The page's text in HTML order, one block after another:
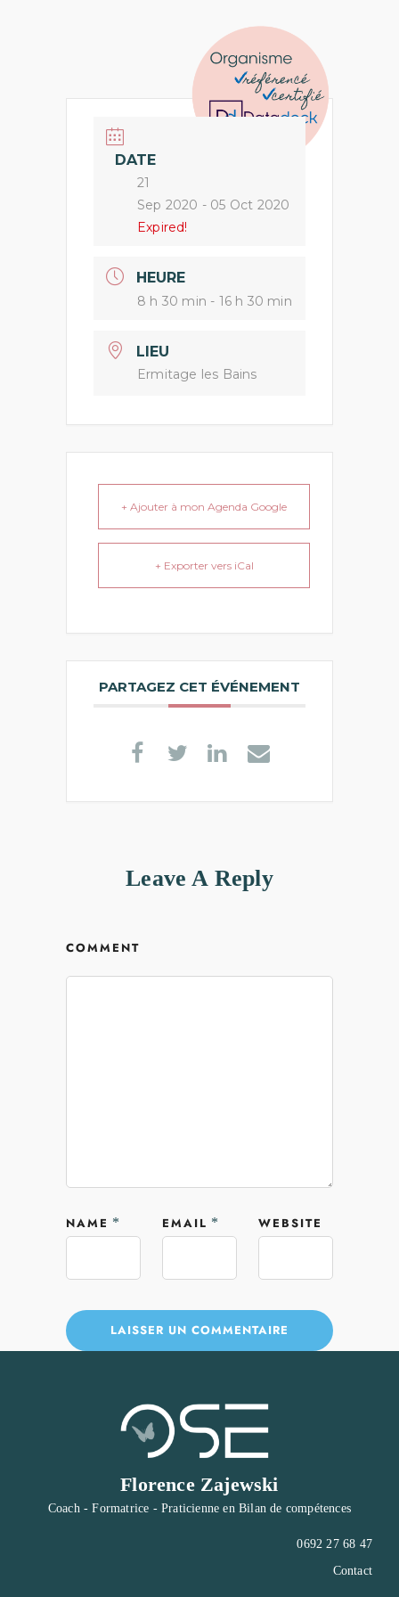
DATE
21
Sep 2020 - 05 Oct 2020
Expired!
HEURE
8 h 30 min - 16 h 30 min
LIEU
Ermitage les Bains
+ Ajouter à mon Agenda Google
+ Exporter vers iCal
PARTAGEZ CET ÉVÉNEMENT
Leave A Reply
COMMENT
NAME * EMAIL * WEBSITE
Florence Zajewski
Coach - Formatrice - Praticienne en Bilan de compétences
0692 27 68 47
Contact